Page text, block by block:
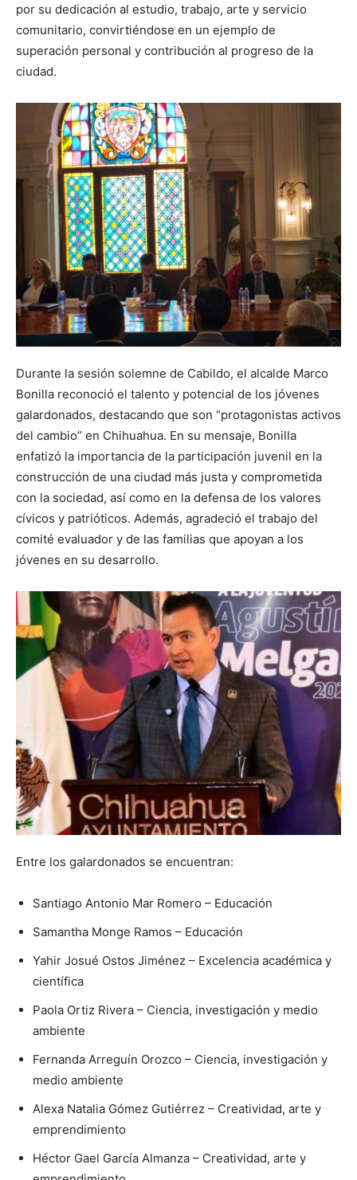
por su dedicación al estudio, trabajo, arte y servicio
comunitario, convirtiéndose en un ejemplo de
superación personal y contribución al progreso de la
ciudad.
Durante la sesión solemne de Cabildo, el alcalde Marco
Bonilla reconoció el talento y potencial de los jóvenes
galardonados, destacando que son “protagonistas activos
del cambio” en Chihuahua. En su mensaje, Bonilla
enfatizó la importancia de la participación juvenil en la
construcción de una ciudad más justa y comprometida
con la sociedad, así como en la defensa de los valores
cívicos y patrióticos. Además, agradeció el trabajo del
comité evaluador y de las familias que apoyan a los
jóvenes en su desarrollo.
Entre los galardonados se encuentran:
Santiago Antonio Mar Romero – Educación
Samantha Monge Ramos – Educación
Yahir Josué Ostos Jiménez – Excelencia académica y
científica
Paola Ortiz Rivera – Ciencia, investigación y medio
ambiente
Fernanda Arreguín Orozco – Ciencia, investigación y
medio ambiente
Alexa Natalia Gómez Gutiérrez – Creatividad, arte y
emprendimiento
Héctor Gael García Almanza – Creatividad, arte y